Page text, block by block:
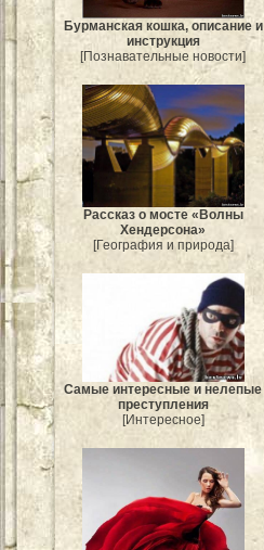
Бурманская кошка, описание и
инструкция
[Познавательные новости]
Рассказ о мосте «Волны
Хендерсона»
[География и природа]
Самые интересные и нелепые
преступления
[Интересное]